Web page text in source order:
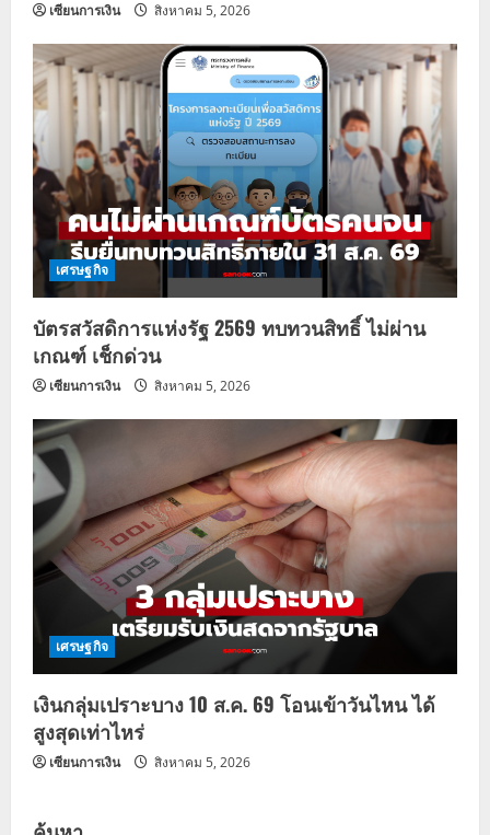
เซียนการเงิน สิงหาคม 5, 2026
เศรษฐกิจ
บัตรสวัสดิการแห่งรัฐ 2569 ทบทวนสิทธิ์ ไม่ผ่าน
เกณฑ์ เช็กด่วน
เซียนการเงิน สิงหาคม 5, 2026
เศรษฐกิจ
เงินกลุ่มเปราะบาง 10 ส.ค. 69 โอนเข้าวันไหน ได้
สูงสุดเท่าไหร่
เซียนการเงิน สิงหาคม 5, 2026